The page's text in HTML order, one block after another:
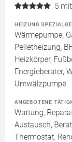
5
HEIZUNG
Wärmepumpe,
Pelletheizung,
Heizkörper,
Energieberater,
Umwälzpumpe
ANGEBOTENE
Wartung,
Austausch,
Thermostat,